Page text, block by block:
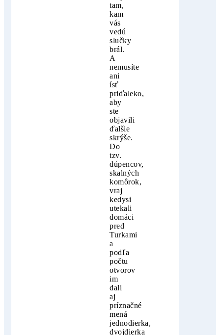
tam,
kam
vás
vedú
slučky
brál.
A
nemusíte
ani
ísť
priďaleko,
aby
ste
objavili
ďalšie
skrýše.
Do
tzv.
dúpencov,
skalných
komôrok,
vraj
kedysi
utekali
domáci
pred
Turkami
a
podľa
počtu
otvorov
im
dali
aj
príznačné
mená
jednodierka,
dvojdierka